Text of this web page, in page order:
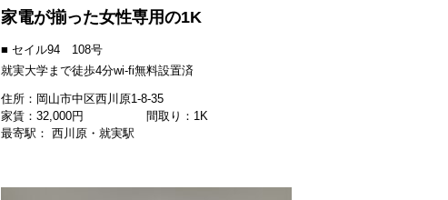
家電が揃った女性専用の1K
■ セイル94 108号
就実大学まで徒歩4分wi-fi無料設置済
住所：岡山市中区西川原1-8-35
家賃： 32,000円
間取り：1K
最寄駅： 西川原・就実駅